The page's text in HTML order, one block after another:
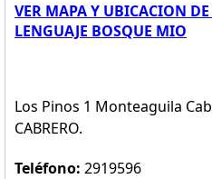
VER MAPA Y UBICACION DE
LENGUAJE BOSQUE MIO
Los Pinos 1 Monteaguila
CABRERO.
Teléfono: 2919596